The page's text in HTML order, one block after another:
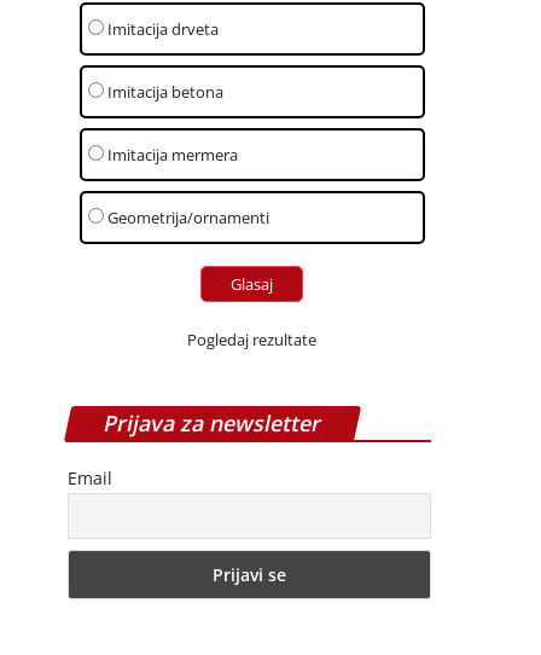
Imitacija drveta
Imitacija betona
Imitacija mermera
Geometrija/ornamenti
Pogledaj rezultate
Prijava za newsletter
Email